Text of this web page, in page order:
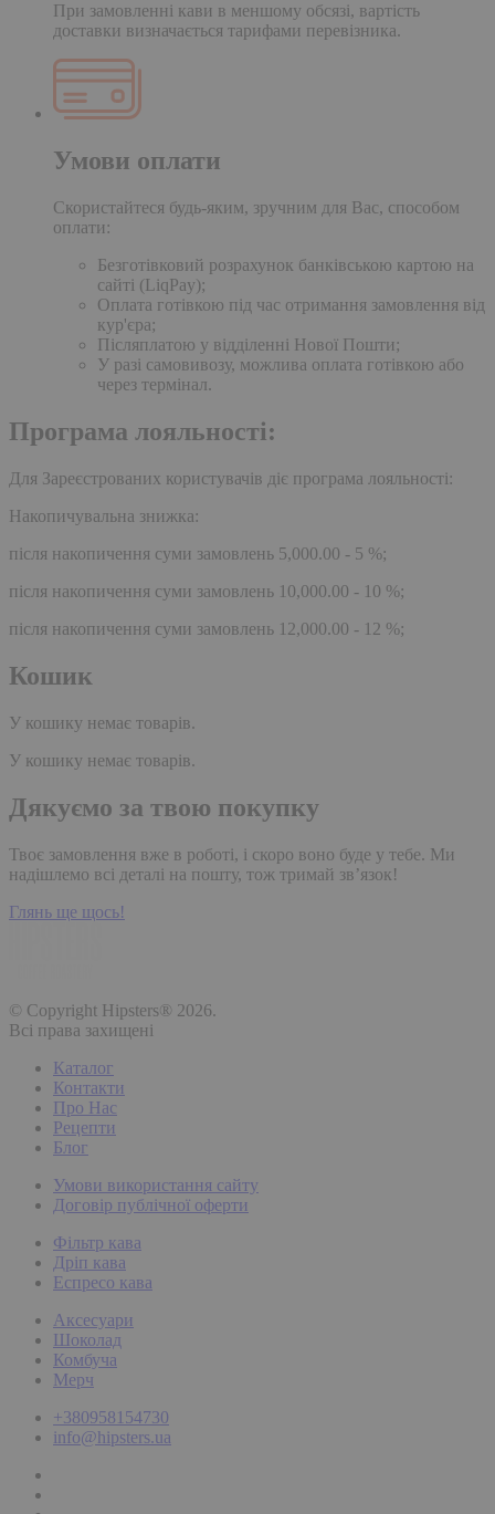
При замовленні кави в меншому обсязі, вартість
доставки визначається тарифами перевізника.
Умови оплати
Скористайтеся будь-яким, зручним для Вас, способом
оплати:
Безготівковий розрахунок банківською картою на
сайті (LiqPay);
Оплата готівкою під час отримання замовлення від
кур'єра;
Післяплатою у відділенні Нової Пошти;
У разі самовивозу, можлива оплата готівкою або
через термінал.
Програма лояльності:
Для Зареєстрованих користувачів діє програма лояльності:
Накопичувальна знижка:
після накопичення суми замовлень 5,000.00 - 5 %;
після накопичення суми замовлень 10,000.00 - 10 %;
після накопичення суми замовлень 12,000.00 - 12 %;
Кошик
У кошику немає товарів.
У кошику немає товарів.
Дякуємо за твою покупку
Твоє замовлення вже в роботі, і скоро воно буде у тебе. Ми
надішлемо всі деталі на пошту, тож тримай зв’язок!
Глянь ще щось!
© Copyright Hipsters® 2026.
Всі права захищені
Каталог
Контакти
Про Нас
Рецепти
Блог
Умови використання сайту
Договір публічної оферти
Фільтр кава
Дріп кава
Еспресо кава
Аксесуари
Шоколад
Комбуча
Мерч
+380958154730
info@hipsters.ua